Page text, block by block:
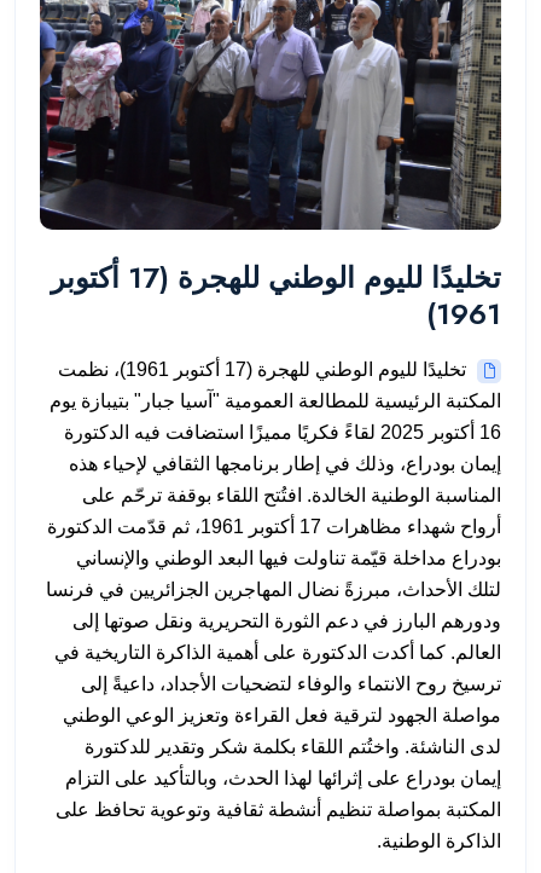
تخليدًا لليوم الوطني للهجرة (17 أكتوبر
1961)
تخليدًا لليوم الوطني للهجرة (17 أكتوبر 1961)، نظمت
المكتبة الرئيسية للمطالعة العمومية "آسيا جبار" بتيبازة يوم
16 أكتوبر 2025 لقاءً فكريًا مميزًا استضافت فيه الدكتورة
إيمان بودراع، وذلك في إطار برنامجها الثقافي لإحياء هذه
المناسبة الوطنية الخالدة. افتُتح اللقاء بوقفة ترحّم على
أرواح شهداء مظاهرات 17 أكتوبر 1961، ثم قدّمت الدكتورة
بودراع مداخلة قيّمة تناولت فيها البعد الوطني والإنساني
لتلك الأحداث، مبرزةً نضال المهاجرين الجزائريين في فرنسا
ودورهم البارز في دعم الثورة التحريرية ونقل صوتها إلى
العالم. كما أكدت الدكتورة على أهمية الذاكرة التاريخية في
ترسيخ روح الانتماء والوفاء لتضحيات الأجداد، داعيةً إلى
مواصلة الجهود لترقية فعل القراءة وتعزيز الوعي الوطني
لدى الناشئة. واختُتم اللقاء بكلمة شكر وتقدير للدكتورة
إيمان بودراع على إثرائها لهذا الحدث، وبالتأكيد على التزام
المكتبة بمواصلة تنظيم أنشطة ثقافية وتوعوية تحافظ على
الذاكرة الوطنية.